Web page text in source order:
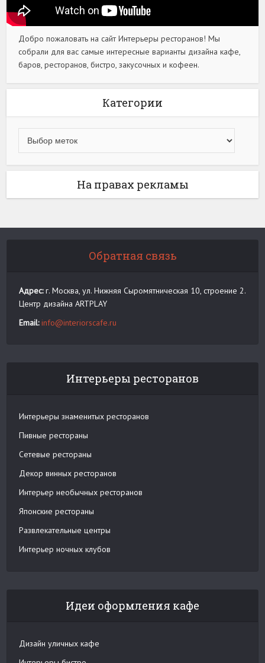
Добро пожаловать на сайт Интерьеры ресторанов! Мы
собрали для вас самые интересные варианты дизайна кафе,
баров, ресторанов, бистро, закусочных и кофеен.
Категории
На правах рекламы
Обратная связь
Адрес:г. Москва, ул. Нижняя Сыромятническая 10, строение 2.
Центр дизайна ARTPLAY
Email: info@interiorscafe.ru
Интерьеры ресторанов
Интерьеры знаменитых ресторанов
Пивные рестораны
Сетевые рестораны
Декор винных ресторанов
Интерьер необычных ресторанов
Японские рестораны
Развлекательные центры
Интерьер ночных клубов
Идеи оформления кафе
Дизайн уличных кафе